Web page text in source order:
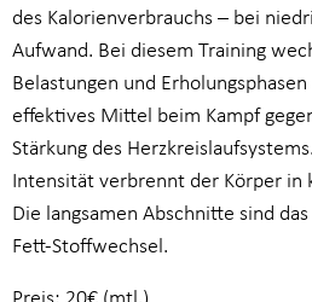
des Kalorienverbrauchs – bei
Aufwand. Bei diesem Training
Belastungen und
effektives Mittel beim Kampf
Stärkung des
Intensität verbrennt der Körper in
Die langsamen Abschnitte sind
Fett-Stoffwechsel.